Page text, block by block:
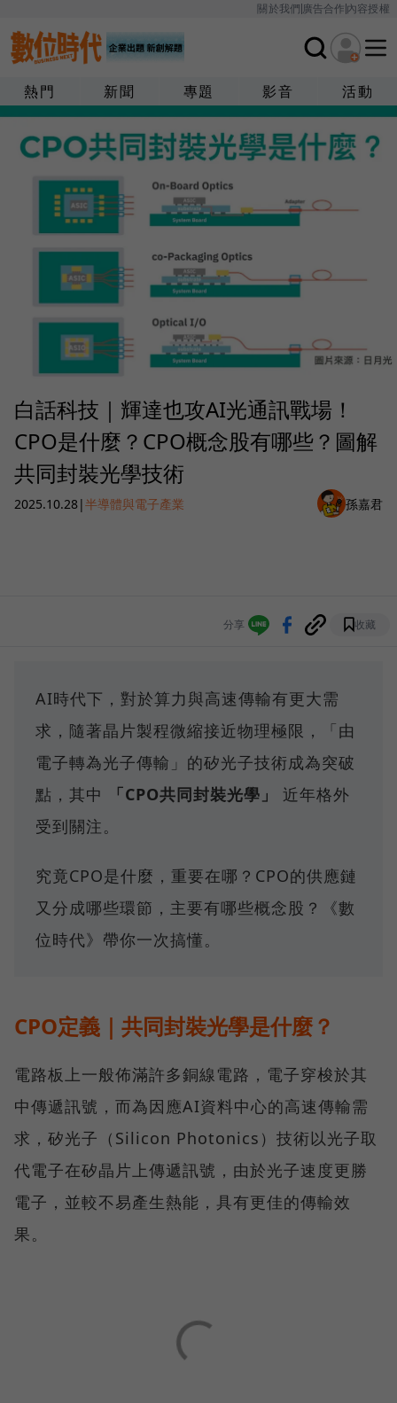
關於我們廣告合作內容授權
熱門 新聞 專題 影音 活動
白話科技｜輝達也攻AI光通訊戰場！
CPO是什麼？CPO概念股有哪些？圖解
共同封裝光學技術
2025.10.28|半導體與電子產業 孫嘉君
分享 收藏
AI時代下，對於算力與高速傳輸有更大需
求，隨著晶片製程微縮接近物理極限，「由
電子轉為光子傳輸」的矽光子技術成為突破
點，其中
「CPO共同封裝光學」
近年格外
受到關注。
究竟CPO是什麼，重要在哪？CPO的供應鏈
又分成哪些環節，主要有哪些概念股？《數
位時代》帶你一次搞懂。
CPO定義｜共同封裝光學是什麼？
電路板上一般佈滿許多銅線電路，電子穿梭於其
中傳遞訊號，而為因應AI資料中心的高速傳輸需
求，矽光子（Silicon Photonics）技術以光子取
代電子在矽晶片上傳遞訊號，由於光子速度更勝
電子，並較不易產生熱能，具有更佳的傳輸效
果。